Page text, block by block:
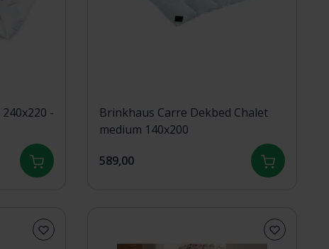
Brinkhaus Carre Dekbed Chalet
medium 140x200
589,00